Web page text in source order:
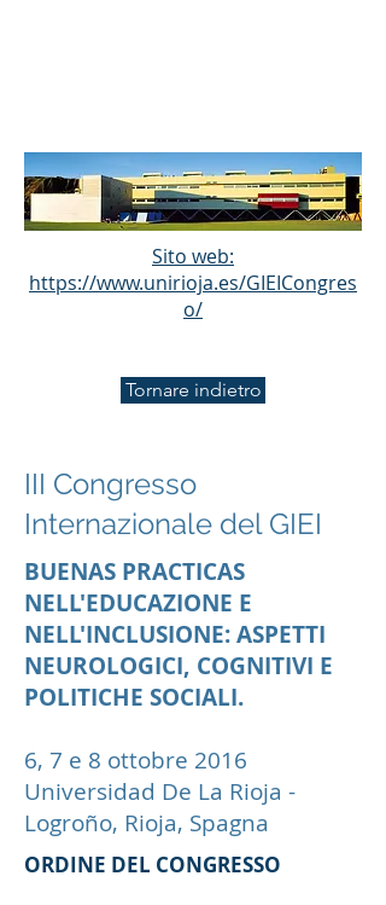
Sito web:
https://www.unirioja.es/GIEICongres
o/
Tornare indietro
III Congresso
Internazionale del GIEI
BUENAS PRACTICAS
NELL'EDUCAZIONE E
NELL'INCLUSIONE: ASPETTI
NEUROLOGICI, COGNITIVI E
POLITICHE SOCIALI.
6, 7 e 8 ottobre 2016
Universidad De La Rioja -
Logroño, Rioja, Spagna
ORDINE DEL CONGRESSO